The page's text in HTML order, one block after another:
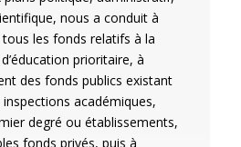
nous a conduit à
les fonds relatifs à la
prioritaire, à
des fonds publics existant
académiques,
degré ou établissements,
fonds privés, puis à